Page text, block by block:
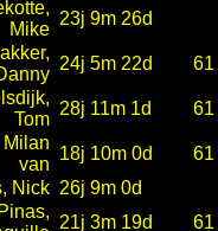
Mike
23j 9m 26d
24j 5m 22d
61
Tom
28j 11m 1d
61
Milan
van
18j 10m 0d
61
Nick 26j 9m 0d
Pinas,
21j 3m 19d
61